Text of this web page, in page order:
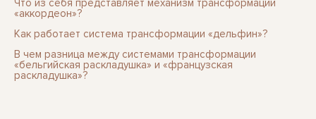
Что из себя представляет механизм трансформации
«аккордеон»?
Как работает система трансформации «дельфин»?
В чем разница между системами трансформации
«бельгийская раскладушка» и «французская
раскладушка»?